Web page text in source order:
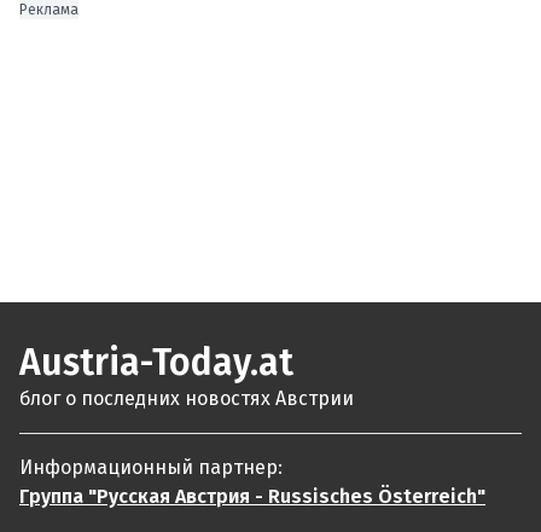
Реклама
Austria-Today.at
блог о последних новостях Австрии
Информационный партнер:
Группа "Русская Австрия - Russisches Österreich"